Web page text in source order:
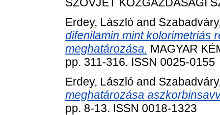
SZOVJET KÖZGAZDASÁGI
Erdey, László and
difenilamin mint kolorimetriás
meghatározása. MAGYAR
pp. 311-316. ISSN 0025-0155
Erdey, László and
meghatározása
pp. 8-13. ISSN 0018-1323